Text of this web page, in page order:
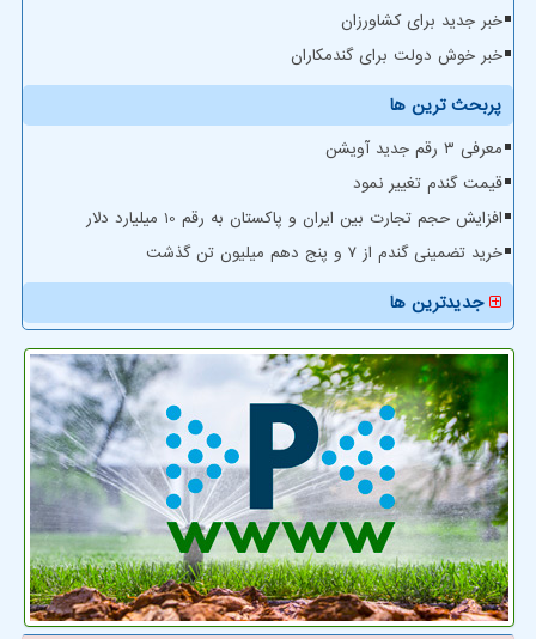
خبر جدید برای کشاورزان
خبر خوش دولت برای گندمکاران
پربحث ترین ها
معرفی ۳ رقم جدید آویشن
قیمت گندم تغییر نمود
افزایش حجم تجارت بین ایران و پاکستان به رقم 10 میلیارد دلار
خرید تضمینی گندم از ۷ و پنج دهم میلیون تن گذشت
جدیدترین ها